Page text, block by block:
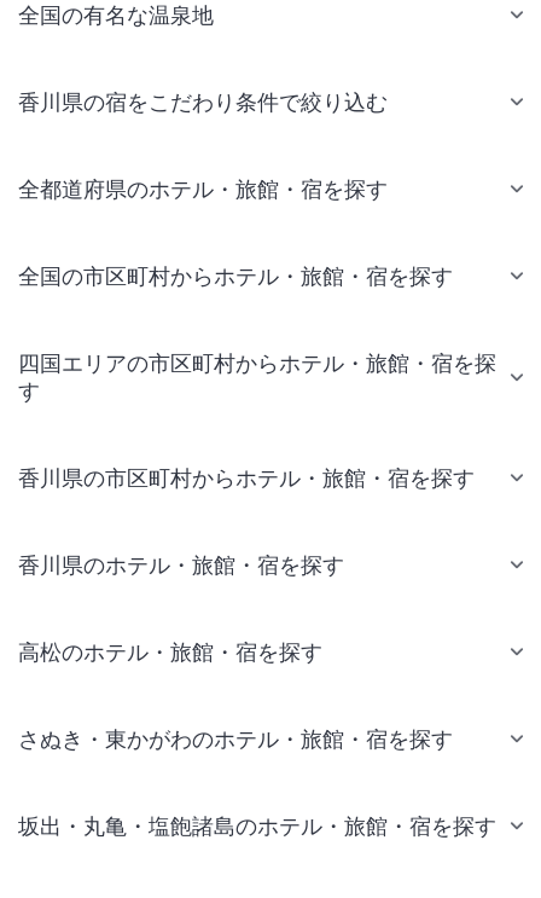
全国の有名な温泉地
香川県の宿をこだわり条件で絞り込む
全都道府県のホテル・旅館・宿を探す
全国の市区町村からホテル・旅館・宿を探す
四国エリアの市区町村からホテル・旅館・宿を探
す
香川県の市区町村からホテル・旅館・宿を探す
香川県のホテル・旅館・宿を探す
高松のホテル・旅館・宿を探す
さぬき・東かがわのホテル・旅館・宿を探す
坂出・丸亀・塩飽諸島のホテル・旅館・宿を探す